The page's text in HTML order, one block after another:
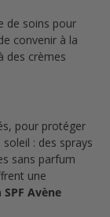
de soins pour
convenir à la
des crèmes
pour protéger
: des sprays
sans parfum
une
SPF Avène